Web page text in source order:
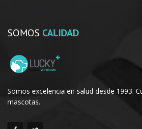
SOMOS CALIDAD
Somos excelencia en salud desde 1993.
mascotas.